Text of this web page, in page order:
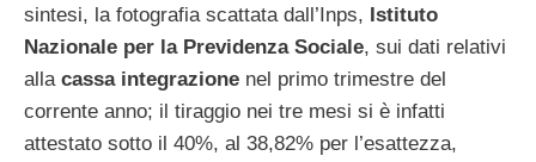
sintesi, la fotografia scattata dall’Inps, Istituto
Nazionale per la Previdenza Sociale, sui dati relativi
alla cassa integrazione nel primo trimestre del
corrente anno; il tiraggio nei tre mesi si è infatti
attestato sotto il 40%, al 38,82% per l’esattezza,